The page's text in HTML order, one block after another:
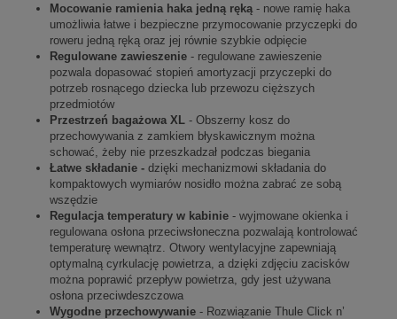
Mocowanie ramienia haka jedną ręką - nowe ramię haka
umożliwia łatwe i bezpieczne przymocowanie przyczepki do
roweru jedną ręką oraz jej równie szybkie odpięcie
Regulowane zawieszenie - regulowane zawieszenie
pozwala dopasować stopień amortyzacji przyczepki do
potrzeb rosnącego dziecka lub przewozu cięższych
przedmiotów
Przestrzeń bagażowa XL - Obszerny kosz do
przechowywania z zamkiem błyskawicznym można
schować, żeby nie przeszkadzał podczas biegania
Łatwe składanie - dzięki mechanizmowi składania do
kompaktowych wymiarów nosidło można zabrać ze sobą
wszędzie
Regulacja temperatury w kabinie - wyjmowane okienka i
regulowana osłona przeciwsłoneczna pozwalają kontrolować
temperaturę wewnątrz. Otwory wentylacyjne zapewniają
optymalną cyrkulację powietrza, a dzięki zdjęciu zacisków
można poprawić przepływ powietrza, gdy jest używana
osłona przeciwdeszczowa
Wygodne przechowywanie - Rozwiązanie Thule Click n’